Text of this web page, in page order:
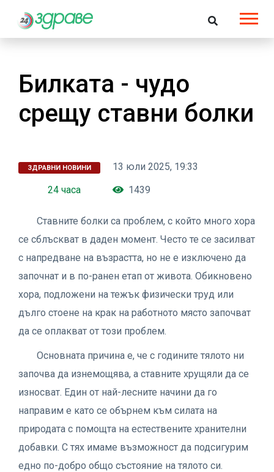
Билката - чудо
срещу ставни болки
ЗДРАВНИ НОВИНИ
13 юли 2025, 19:33
24 часа
1439
Ставните болки са проблем, с който много хора
се сблъскват в даден момент. Често те се засилват
с напредване на възрастта, но не е изключено да
започнат и в по-ранен етап от живота. Обикновено
хора, подложени на тежък физически труд или
дълго стоене на крак на работното място започват
да се оплакват от този проблем.
Основната причина е, че с годините тялото ни
започва да изнемощява, а ставните хрущяли да се
износват. Един от най-лесните начини да го
направим е като се обърнем към силата на
природата с помощта на естествените хранителни
добавки. С тях имаме възможност да подсигурим
едно по-добро общо състояние на тялото си.